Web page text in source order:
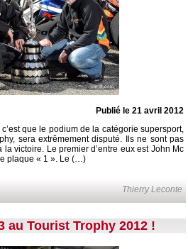
Publié le 21 avril 2012
que le podium de la catégorie supersport,
sera extrêmement disputé. Ils ne sont pas
victoire. Le premier d’entre eux est John Mc
plaque « 1 ». Le (…)
Thierry Leconte
au Tourist Trophy 2012 !